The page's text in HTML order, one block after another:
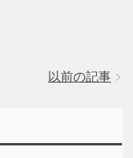
以前の記事